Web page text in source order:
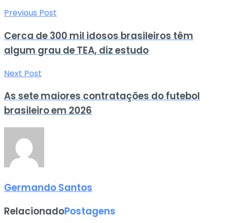
Previous Post
Cerca de 300 mil idosos brasileiros têm
algum grau de TEA, diz estudo
Next Post
As sete maiores contratações do futebol
brasileiro em 2026
Germando Santos
RelacionadoPostagens